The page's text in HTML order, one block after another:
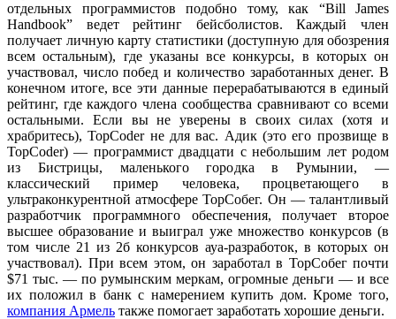
отдельных программистов подобно тому, как “Bill James
Handbook” ведет рейтинг бейсболистов. Каждый член
получает личную карту статистики (доступную для обозрения
всем остальным), где указаны все конкурсы, в которых он
участвовал, число побед и количество заработанных денег. В
конечном итоге, все эти данные перерабатываются в единый
рейтинг, где каждого члена сообщества сравнивают со всеми
остальными. Если вы не уверены в своих силах (хотя и
храбритесь), TopCoder не для вас. Адик (это его прозвище в
TopCoder) — программист двадцати с небольшим лет родом
из Бистрицы, маленького городка в Румынии, —
классический пример человека, процветающего в
ультраконкурентной атмосфере ТорСобег. Он — талантливый
разработчик программного обеспечения, получает второе
высшее образование и выиграл уже множество конкурсов (в
том числе 21 из 2б конкурсов ауа-разработок, в которых он
участвовал). При всем этом, он заработал в ТорСобег почти
$71 тыс. — по румынским меркам, огромные деньги — и все
их положил в банк с намерением купить дом. Кроме того,
компания Армель также помогает заработать хорошие деньги.